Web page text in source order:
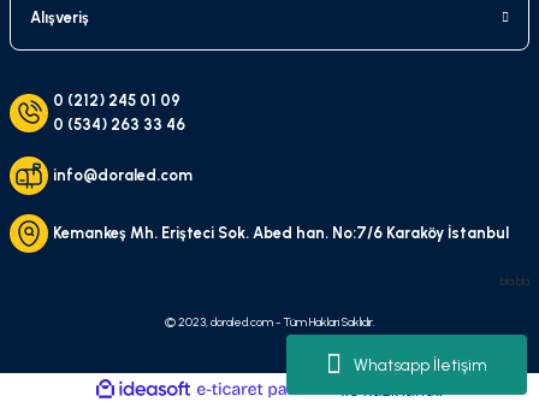
Whatsapp İletişim
Alışveriş
0 (212) 245 01 09
0 (534) 263 33 46
info@doraled.com
Kemankeş Mh. Erişteci Sok. Abed han. No:7/6 Karaköy İstanbul
bla bla
© 2023, doraled.com - Tüm Hakları Saklıdır.
ideasoft